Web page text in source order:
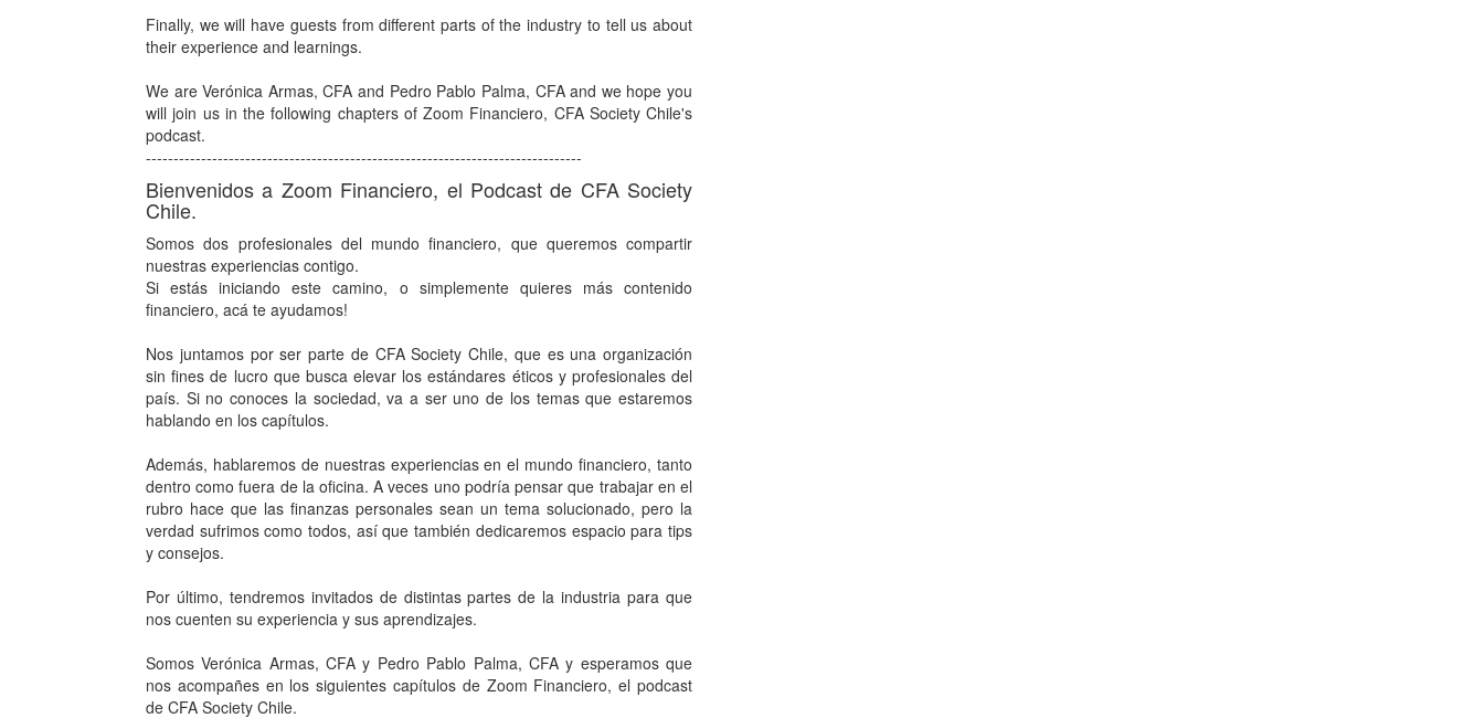
Finally, we will have guests from different parts of the industry to tell us about
their experience and learnings.
We are Verónica Armas, CFA and Pedro Pablo Palma, CFA and we hope you
will join us in the following chapters of Zoom Financiero, CFA Society Chile's
podcast.
-------------------------------------------------------------------------------
Bienvenidos a Zoom Financiero, el Podcast de CFA Society
Chile.
Somos dos profesionales del mundo financiero, que queremos compartir
nuestras experiencias contigo.
Si estás iniciando este camino, o simplemente quieres más contenido
financiero, acá te ayudamos!
Nos juntamos por ser parte de CFA Society Chile, que es una organización
sin fines de lucro que busca elevar los estándares éticos y profesionales del
país. Si no conoces la sociedad, va a ser uno de los temas que estaremos
hablando en los capítulos.
Además, hablaremos de nuestras experiencias en el mundo financiero, tanto
dentro como fuera de la oficina. A veces uno podría pensar que trabajar en el
rubro hace que las finanzas personales sean un tema solucionado, pero la
verdad sufrimos como todos, así que también dedicaremos espacio para tips
y consejos.
Por último, tendremos invitados de distintas partes de la industria para que
nos cuenten su experiencia y sus aprendizajes.
Somos Verónica Armas, CFA y Pedro Pablo Palma, CFA y esperamos que
nos acompañes en los siguientes capítulos de Zoom Financiero, el podcast
de CFA Society Chile.